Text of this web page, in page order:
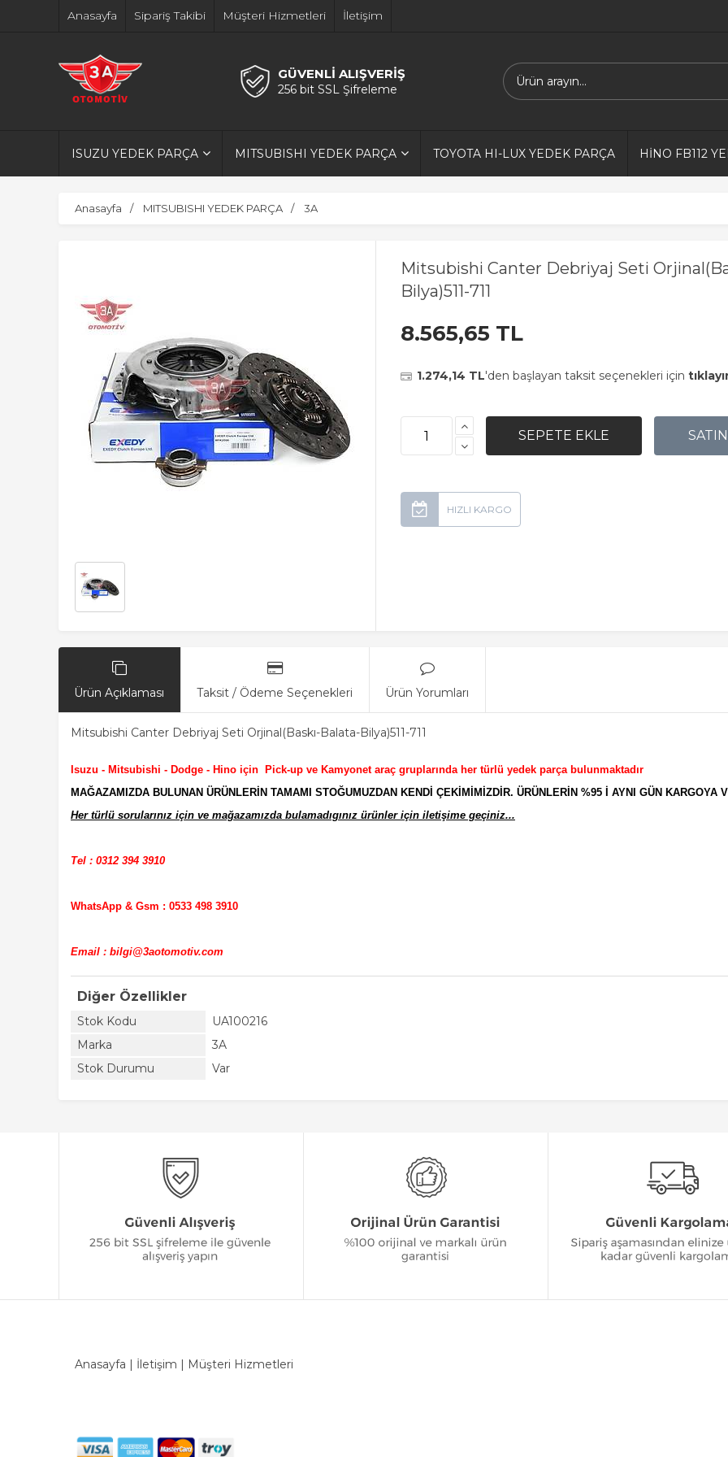
Anasayfa Sipariş Takibi Müşteri Hizmetleri İletişim
GÜVENLİ ALIŞVERİŞ
256 bit SSL Şifreleme
ISUZU YEDEK PARÇA MITSUBISHI YEDEK PARÇA TOYOTA HI-LUX YEDEK PARÇA HİNO FB112
Anasayfa MITSUBISHI YEDEK PARÇA 3A
Mitsubishi Canter Debriyaj Seti
Bilya)511-711
8.565,65 TL
1.274,14 TL'den başlayan taksit seçenekleri için
Ürün Açıklaması Taksit / Ödeme Seçenekleri Ürün Yorumları
Mitsubishi Canter Debriyaj Seti Orjinal(Baskı-Balata-Bilya)511-711
Isuzu - Mitsubishi - Dodge - Hino için Pick-up ve Kamyonet araç gruplarında her türlü yedek parça bulunmaktadır
MAĞAZAMIZDA BULUNAN ÜRÜNLERİN TAMAMI STOĞUMUZDAN KENDİ ÇEKİMİMİZDİR. ÜRÜNLERİN %95 İ AYNI GÜN KARGOYA
Her türlü sorularınız için ve mağazamızda bulamadıgınız ürünler için iletişime geçiniz...
Tel : 0312 394 3910
WhatsApp & Gsm : 0533 498 3910
Email : bilgi@3aotomotiv.com
Diğer Özellikler
Stok Kodu
UA100216
Marka
3A
Stok Durumu
Var
Anasayfa | İletişim | Müşteri Hizmetleri